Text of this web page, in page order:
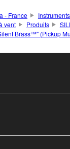
- France
vent
Produits
Brass™'' (Pickup